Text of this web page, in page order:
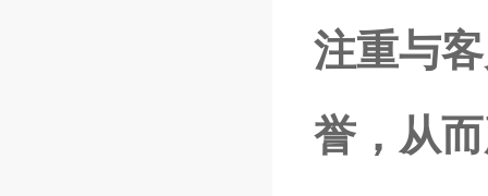
注重与
誉，从